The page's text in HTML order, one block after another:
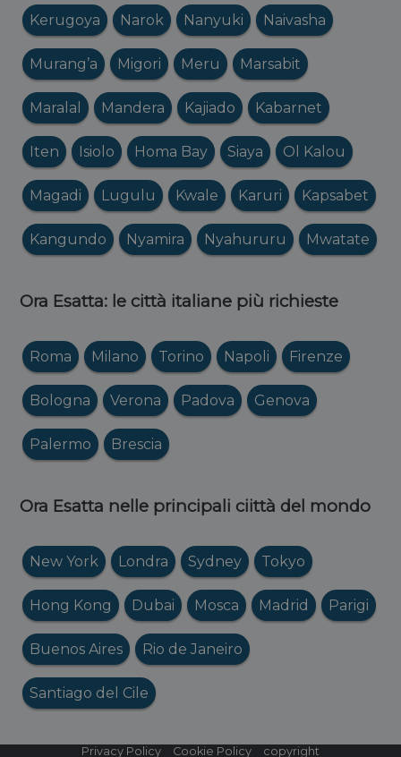
Kerugoya Narok Nanyuki Naivasha
Murang’a Migori Meru Marsabit
Maralal Mandera Kajiado Kabarnet
Iten Isiolo Homa Bay Siaya Ol Kalou
Magadi Lugulu Kwale Karuri Kapsabet
Kangundo Nyamira Nyahururu Mwatate
Ora Esatta: le città italiane più richieste
Roma Milano Torino Napoli Firenze
Bologna Verona Padova Genova
Palermo Brescia
Ora Esatta nelle principali ciittà del mondo
New York Londra Sydney Tokyo
Hong Kong Dubai Mosca Madrid Parigi
Buenos Aires Rio de Janeiro
Santiago del Cile
Privacy Policy Cookie Policy copyright